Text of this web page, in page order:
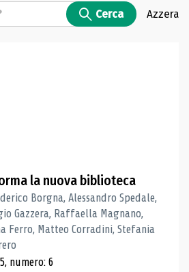
Cerca Azzera
ricerca
la nuova biblioteca
Borgna, Alessandro Spedale,
Gazzera, Raffaella Magnano,
Ferro, Matteo Corradini, Stefania
numero: 6